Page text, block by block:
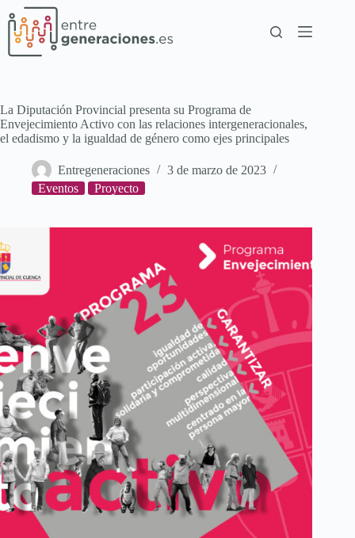
La Diputación Provincial presenta su Programa de
Envejecimiento Activo con las relaciones intergeneracionales,
el edadismo y la igualdad de género como ejes principales
Entregeneraciones
3 de marzo de 2023
Eventos
Proyecto